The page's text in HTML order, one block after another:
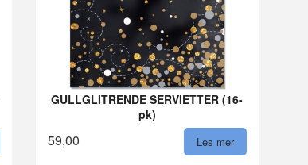
GULLGLITRENDE SERVIETTER (16-
pk)
59,00 Les mer